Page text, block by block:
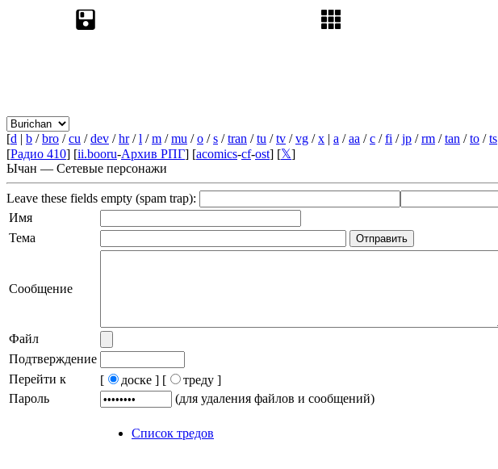
[d | b /bro /cu /dev /hr/l /m /mu /o /s /tran /tu /tv /vg /x | a /aa /c /fi /jp /rm /tan /to /ts
[Радио 410] [ii.booru-Архив РПГ] [acomics-cf-ost] [𝕏]
Ычан — Сетевые персонажи
Leave these fields empty (spam trap):
Имя
Тема
Сообщение
Файл
Подтверждение
Перейти к
[ доске ] [
треду ]
Пароль
(для удаления файлов и сообщений)
Список тредов